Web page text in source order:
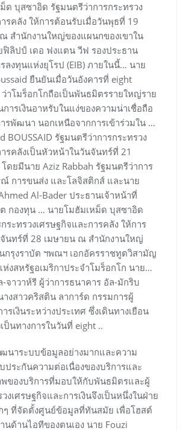
ด บุสซาอิด รัฐมนตรีว่าการกระทรวง
รคลัง ให้การต้อนรับเมื่อวันพุธที่ 19
สำนักงานใหญ่ของแผนกของเขาใน
ฟิลิปป์ เดอ ฟงแตน วีฟ รองประธาน
ลงทุนแห่งยุโรป (EIB) ภายในนี้… นาย
ยืนยันเมื่อวันอังคารที่ eight
าโมร็อกโกถือเป็นพันธมิตรรายใหญ่ราย
ารเงินอาหรับในแง่ของความน่าเชื่อถือ
รพัฒนา นอกเหนือจากการเข้าร่วมใน …
BOUSSAID รัฐมนตรีว่าการกระทรวง
รคลังเป็นหัวหน้าในวันจันทร์ที่ 21
ดยมีนาย Aziz Rabbah รัฐมนตรีว่าการ
การขนส่ง และโลจิสติกส์ และนาย
Al-Bader ประธานเจ้าหน้าที่
กองทุน … นายโมฮัมเหม็ด บุสซาอิด
ระทรวงเศรษฐกิจและการคลัง ให้การ
นทร์ที่ 28 เมษายน ณ สำนักงานใหญ่
กรุงราบัต ฯพณฯ เอกอัครราชทูตวิสามัญ
งสหรัฐอเมริกาประจำโมร็อกโก นาย…
จาวาห์รี ผู้ว่าการธนาคาร อัล-มักริบ
งสาวคริสติน ลาการ์ด กรรมการผู้
รเงินระหว่างประเทศ ซึ่งเดินทางเยือน
ป็นทางการในวันที่ eight ..
ฒนาระบบข้อมูลอย่างมากและความ
ประกันความต่อเนื่องของบริการและ
ของบริการที่มอบให้กับพันธมิตรและผู้
งเศรษฐกิจและการเงินจึงเป็นหนึ่งในฝ่าย
ๆ ที่จัดตั้งศูนย์ข้อมูลที่ทันสมัย เพื่อโฮสต์
นด้านไอทีของตนเอง นาย Fouzi